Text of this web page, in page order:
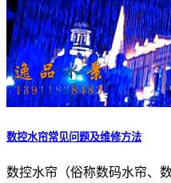
数控水帘常见问题及维修方法
数控水帘（俗称数码水帘、